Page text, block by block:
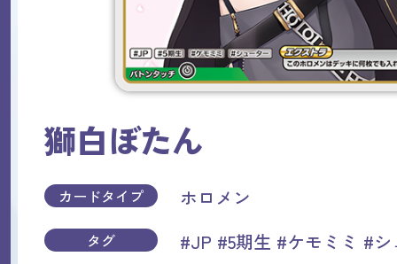
獅白ぼたん
カードタイプ ホロメン
タグ #JP #5期生 #ケモミミ #シ